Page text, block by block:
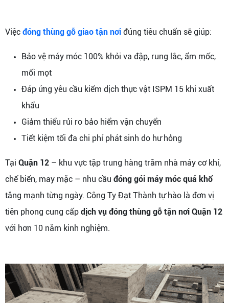
Việc đóng thùng gỗ giao tận nơi đúng tiêu chuẩn sẽ giúp:
Bảo vệ máy móc 100% khỏi va đập, rung lắc, ẩm mốc,
mối mọt
Đáp ứng yêu cầu kiểm dịch thực vật ISPM 15 khi xuất
khẩu
Giảm thiểu rủi ro bảo hiểm vận chuyển
Tiết kiệm tối đa chi phí phát sinh do hư hỏng
Tại Quận 12 – khu vực tập trung hàng trăm nhà máy cơ khí,
chế biến, may mặc – nhu cầu đóng gói máy móc quá khổ
tăng mạnh từng ngày. Công Ty Đạt Thành tự hào là đơn vị
tiên phong cung cấp dịch vụ đóng thùng gỗ tận nơi Quận 12
với hơn 10 năm kinh nghiệm.